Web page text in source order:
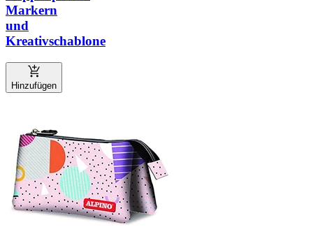
Markern
und
Kreativschablone
Hinzufügen